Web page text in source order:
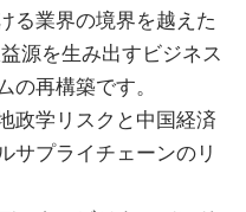
る業界の境界を越えた
源を生み出すビジネス
の再構築です。
政学リスクと中国経済
サプライチェーンのリ